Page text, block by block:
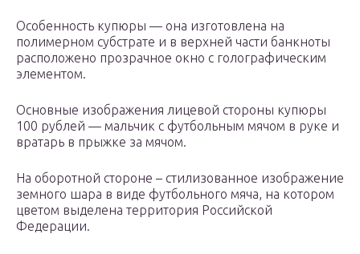
Особенность купюры — она изготовлена на
полимерном субстрате и в верхней части банкноты
расположено прозрачное окно с голографическим
элементом.
Основные изображения лицевой стороны купюры
100 рублей — мальчик с футбольным мячом в руке и
вратарь в прыжке за мячом.
На оборотной стороне – стилизованное изображение
земного шара в виде футбольного мяча, на котором
цветом выделена территория Российской
Федерации.